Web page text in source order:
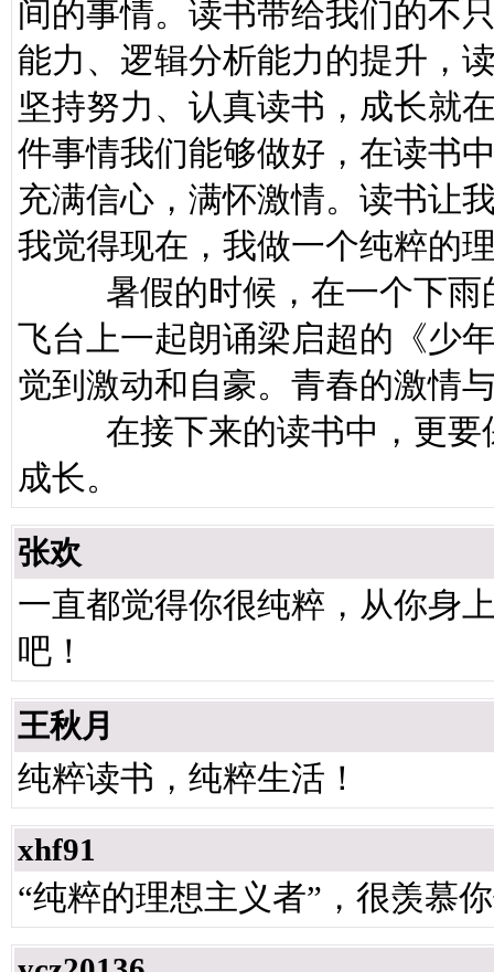
间的事情。读书带给我们的不
能力、逻辑分析能力的提升，
坚持努力、认真读书，成长就
件事情我们能够做好，在读书
充满信心，满怀激情。读书让
我觉得现在，我做一个纯粹的
暑假的时候，在一个下雨
飞台上一起朗诵梁启超的《少
觉到激动和自豪。青春的激情
在接下来的读书中，更要
成长。
张欢
一直都觉得你很纯粹，从你身
吧！
王秋月
纯粹读书，纯粹生活！
xhf91
“纯粹的理想主义者”，很羡慕